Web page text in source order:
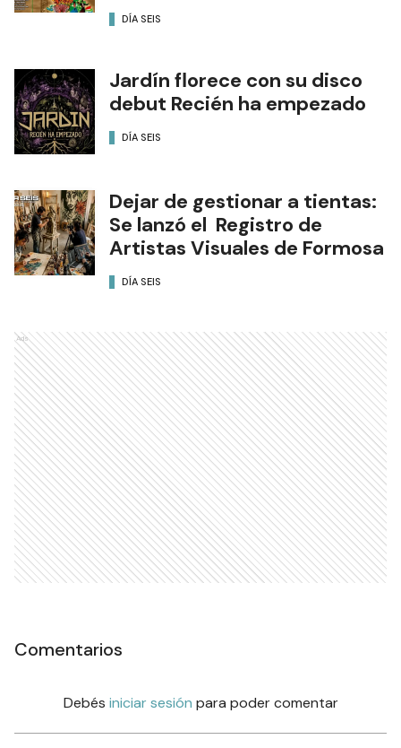
DÍA SEIS
Jardín florece con su disco
debut Recién ha empezado
DÍA SEIS
Dejar de gestionar a tientas:
Se lanzó el Registro de
Artistas Visuales de Formosa
DÍA SEIS
Ads
Comentarios
Debés iniciar sesión para poder comentar